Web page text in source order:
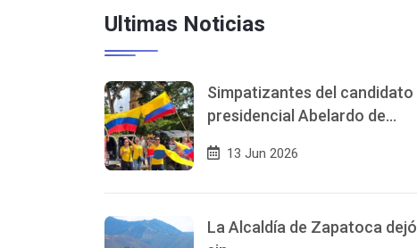
Ultimas Noticias
Simpatizantes del candidato
presidencial Abelardo de…
13 Jun 2026
La Alcaldía de Zapatoca dejó